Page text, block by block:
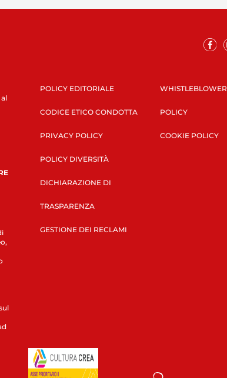
POLICY EDITORIALE
CODICE ETICO CONDOTTA
PRIVACY POLICY
POLICY DIVERSITÀ
DICHIARAZIONE DI
TRASPARENZA
GESTIONE DEI RECLAMI
WHISTLEBLOWER
POLICY
COOKIE POLICY